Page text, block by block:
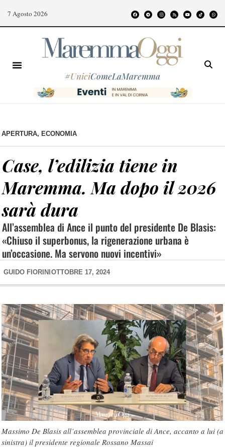
7 Agosto 2026
#UniciComeLaMaremma
APERTURA, ECONOMIA
Case, l’edilizia tiene in
Maremma. Ma dopo il 2026
sarà dura
All’assemblea di Ance il punto del presidente De Blasis:
«Chiuso il superbonus, la rigenerazione urbana è
un’occasione. Ma servono nuovi incentivi»
GUIDO FIORINI OTTOBRE 17, 2024
Massimo De Blasis all’assemblea provinciale di Ance, accanto a lui (a
sinistra) il presidente regionale Rossano Massai